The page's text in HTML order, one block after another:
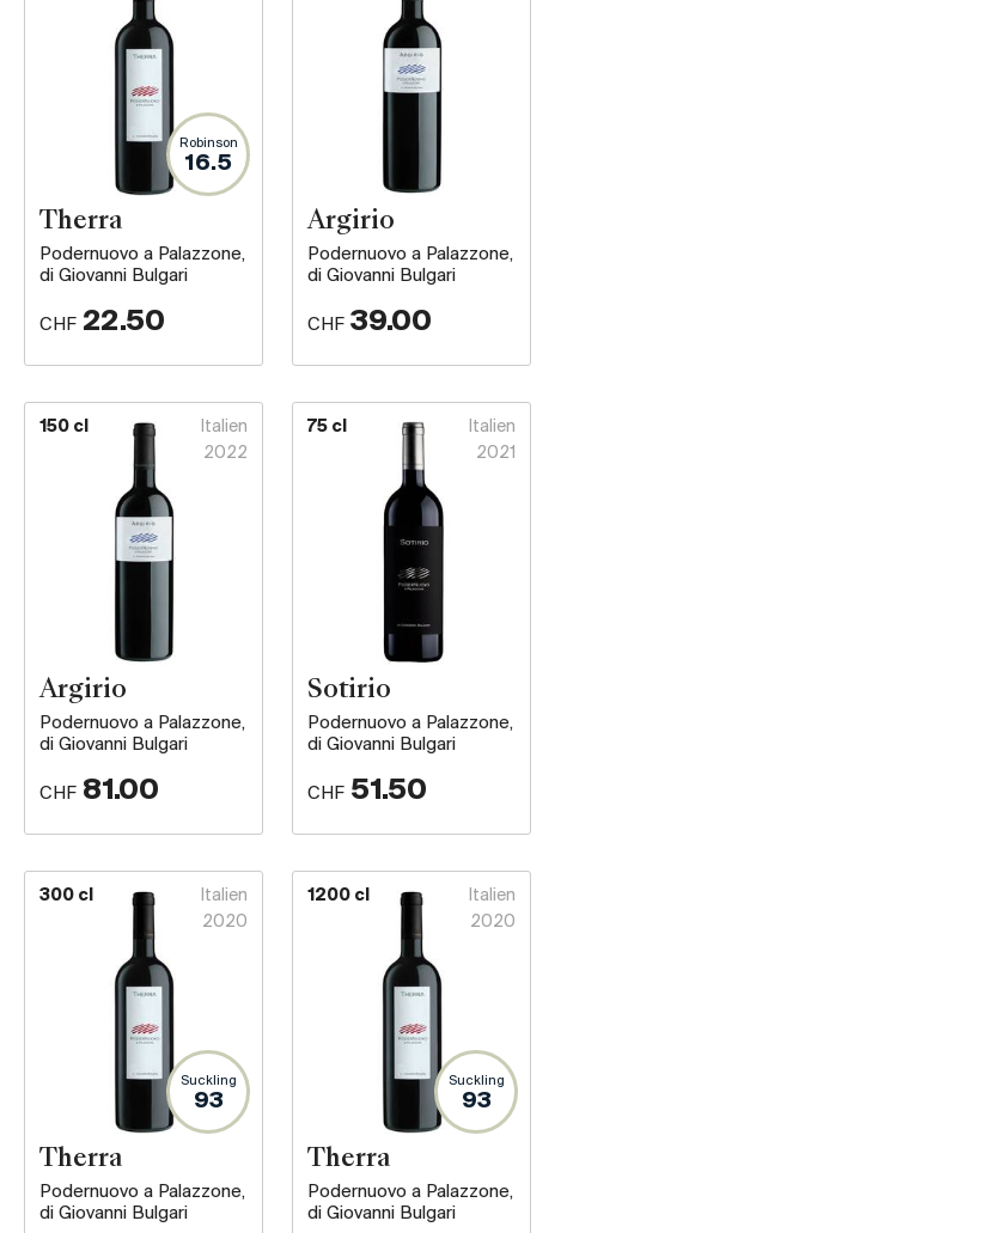
Robinson
16.5
Therra
Podernuovo a Palazzone,
di Giovanni Bulgari
CHF 22.50
Argirio
Podernuovo a Palazzone,
di Giovanni Bulgari
CHF 39.00
150 cl
Italien
2022
Argirio
Podernuovo a Palazzone,
di Giovanni Bulgari
CHF 81.00
75 cl
Italien
2021
Sotirio
Podernuovo a Palazzone,
di Giovanni Bulgari
CHF 51.50
300 cl
Italien
2020
Suckling
93
Therra
Podernuovo a Palazzone,
di Giovanni Bulgari
1200 cl
Italien
2020
Suckling
93
Therra
Podernuovo a Palazzone,
di Giovanni Bulgari